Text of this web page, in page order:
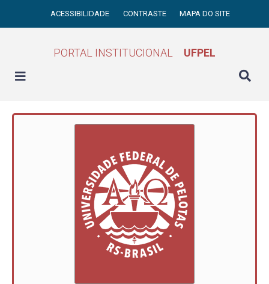
ACESSIBILIDADE CONTRASTE MAPA DO SITE
PORTAL INSTITUCIONAL UFPEL